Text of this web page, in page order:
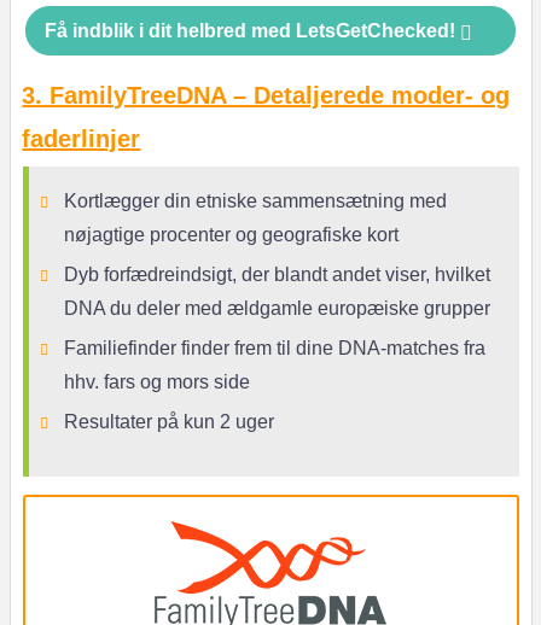
Få indblik i dit helbred med LetsGetChecked!
3. FamilyTreeDNA – Detaljerede moder- og
faderlinjer
Kortlægger din etniske sammensætning med
nøjagtige procenter og geografiske kort
Dyb forfædreindsigt, der blandt andet viser, hvilket
DNA du deler med ældgamle europæiske grupper
Familiefinder finder frem til dine DNA-matches fra
hhv. fars og mors side
Resultater på kun 2 uger